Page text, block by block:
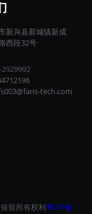
新兴县新城镇新成
西段32号
tech.com
留所有权利粤ICP备